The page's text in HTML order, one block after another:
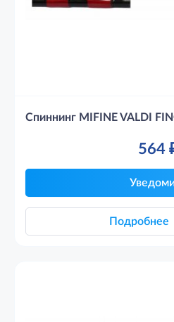
Спиннинг MIFINE VALDI
564
Подробнее